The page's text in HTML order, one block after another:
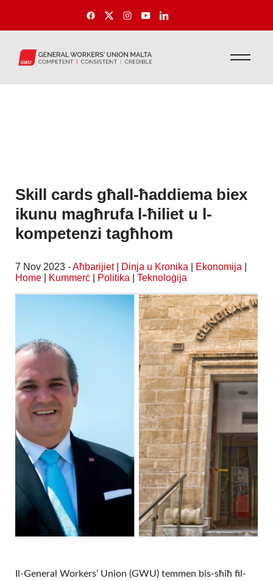
Skill cards għall-ħaddiema biex
ikunu magħrufa l-ħiliet u l-
kompetenzi tagħhom
7 Nov 2023 -Aħbarijiet| Dinja u Kronika Ekonomija
Home
Kummerċ Politika Teknoloġija
Il-General Workers’ Union (GWU) temmen bis-sħiħ fil-